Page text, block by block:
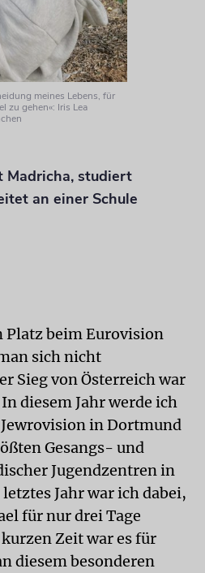
meines Lebens, für
zu gehen«: Iris Lea
Madricha, studiert
an einer Schule
Platz beim Eurovision
sich nicht
Sieg von Österreich war
diesem Jahr werde ich
in Dortmund
Gesangs- und
Jugendzentren in
Jahr war ich dabei,
für nur drei Tage
Zeit war es für
diesem besonderen